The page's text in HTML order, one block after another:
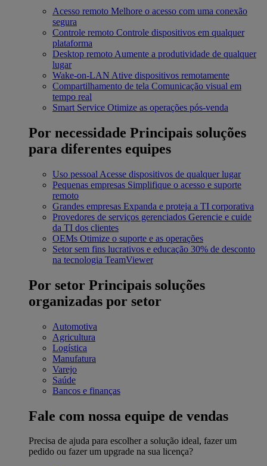
Acesso remoto Melhore o acesso com uma conexão
segura
Controle remoto Controle dispositivos em qualquer
plataforma
Desktop remoto Aumente a produtividade de qualquer
lugar
Wake-on-LAN Ative dispositivos remotamente
Compartilhamento de tela Comunicação visual em
tempo real
Smart Service Otimize as operações pós-venda
Por necessidade Principais soluções
para diferentes equipes
Uso pessoal Acesse dispositivos de qualquer lugar
Pequenas empresas Simplifique o acesso e suporte
remoto
Grandes empresas Expanda e proteja a TI corporativa
Provedores de serviços gerenciados Gerencie e cuide
da TI dos clientes
OEMs Otimize o suporte e as operações
Setor sem fins lucrativos e educação 30% de desconto
na tecnologia TeamViewer
Por setor Principais soluções
organizadas por setor
Automotiva
Agricultura
Logística
Manufatura
Varejo
Saúde
Bancos e finanças
Fale com nossa equipe de vendas
Precisa de ajuda para escolher a solução ideal, fazer um
pedido ou fazer um upgrade na sua licença?